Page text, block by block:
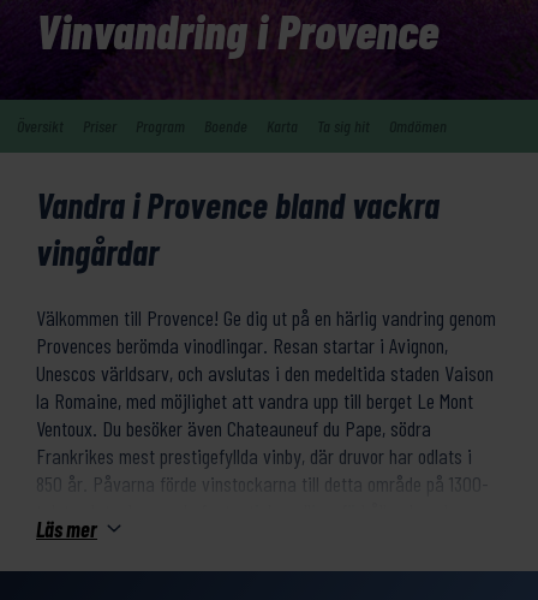
Vinvandring i Provence
Vandra i Provence bland vackra
vingårdar
Välkommen till Provence! Ge dig ut på en härlig vandring genom
Provences berömda vinodlingar. Resan startar i Avignon,
Unescos världsarv, och avslutas i den medeltida staden Vaison
la Romaine, med möjlighet att vandra upp till berget Le Mont
Ventoux. Du besöker även Chateauneuf du Pape, södra
Frankrikes mest prestigefyllda vinby, där druvor har odlats i
850 år. Påvarna förde vinstockarna till detta område på 1300-
många världsberömda och uppskattade årgångar producerats.
Det bästa sättet att upptäcka dessa vingårdar är till fots.
Läs mer